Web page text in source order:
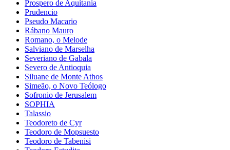
Prospero de Aquitania
Prudencio
Pseudo Macario
Rábano Mauro
Romano, o Melode
Salviano de Marselha
Severiano de Gabala
Severo de Antioquia
Siluane de Monte Athos
Simeão, o Novo Teólogo
Sofronio de Jerusalem
SOPHIA
Talassio
Teodoreto de Cyr
Teodoro de Mopsuesto
Teodoro de Tabenisi